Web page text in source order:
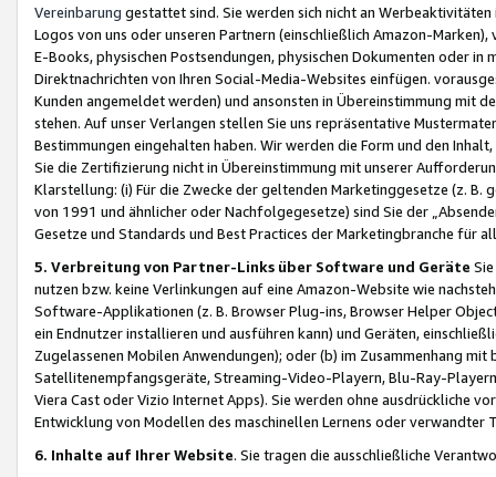
Vereinbarung gestattet sind. Sie werden sich nicht an
Logos von uns oder unseren Partnern (einschließlich Amazon-
E-Books, physischen Postsendungen, physischen Dokumenten oder in
Direktnachrichten von Ihren Social-Media-Websites einfügen.
Kunden angemeldet werden) und ansonsten in Übereinstimmung mit
stehen. Auf unser Verlangen stellen Sie uns repräsentative
Bestimmungen eingehalten haben. Wir werden die Form und den
Sie die Zertifizierung nicht in Übereinstimmung mit unserer
Klarstellung: (i) Für die Zwecke der geltenden Marketinggesetze (z. B.
von 1991 und ähnlicher oder Nachfolgegesetze) sind Sie der
Gesetze und Standards und Best Practices der Marketingbranche für
5. Verbreitung von Partner-Links über Software und Geräte
nutzen bzw. keine Verlinkungen auf eine Amazon-Website wie
Software-Applikationen (z. B. Browser Plug-ins, Browser Helper
ein Endnutzer installieren und ausführen kann) und Geräten,
Zugelassenen Mobilen Anwendungen); oder (b) im Zusammenhang
Satellitenempfangsgeräte, Streaming-Video-Playern, Blu-Ray-
Viera Cast oder Vizio Internet Apps). Sie werden ohne ausdrückliche
Entwicklung von Modellen des maschinellen Lernens oder
6. Inhalte auf Ihrer Website. Sie tragen die ausschließliche